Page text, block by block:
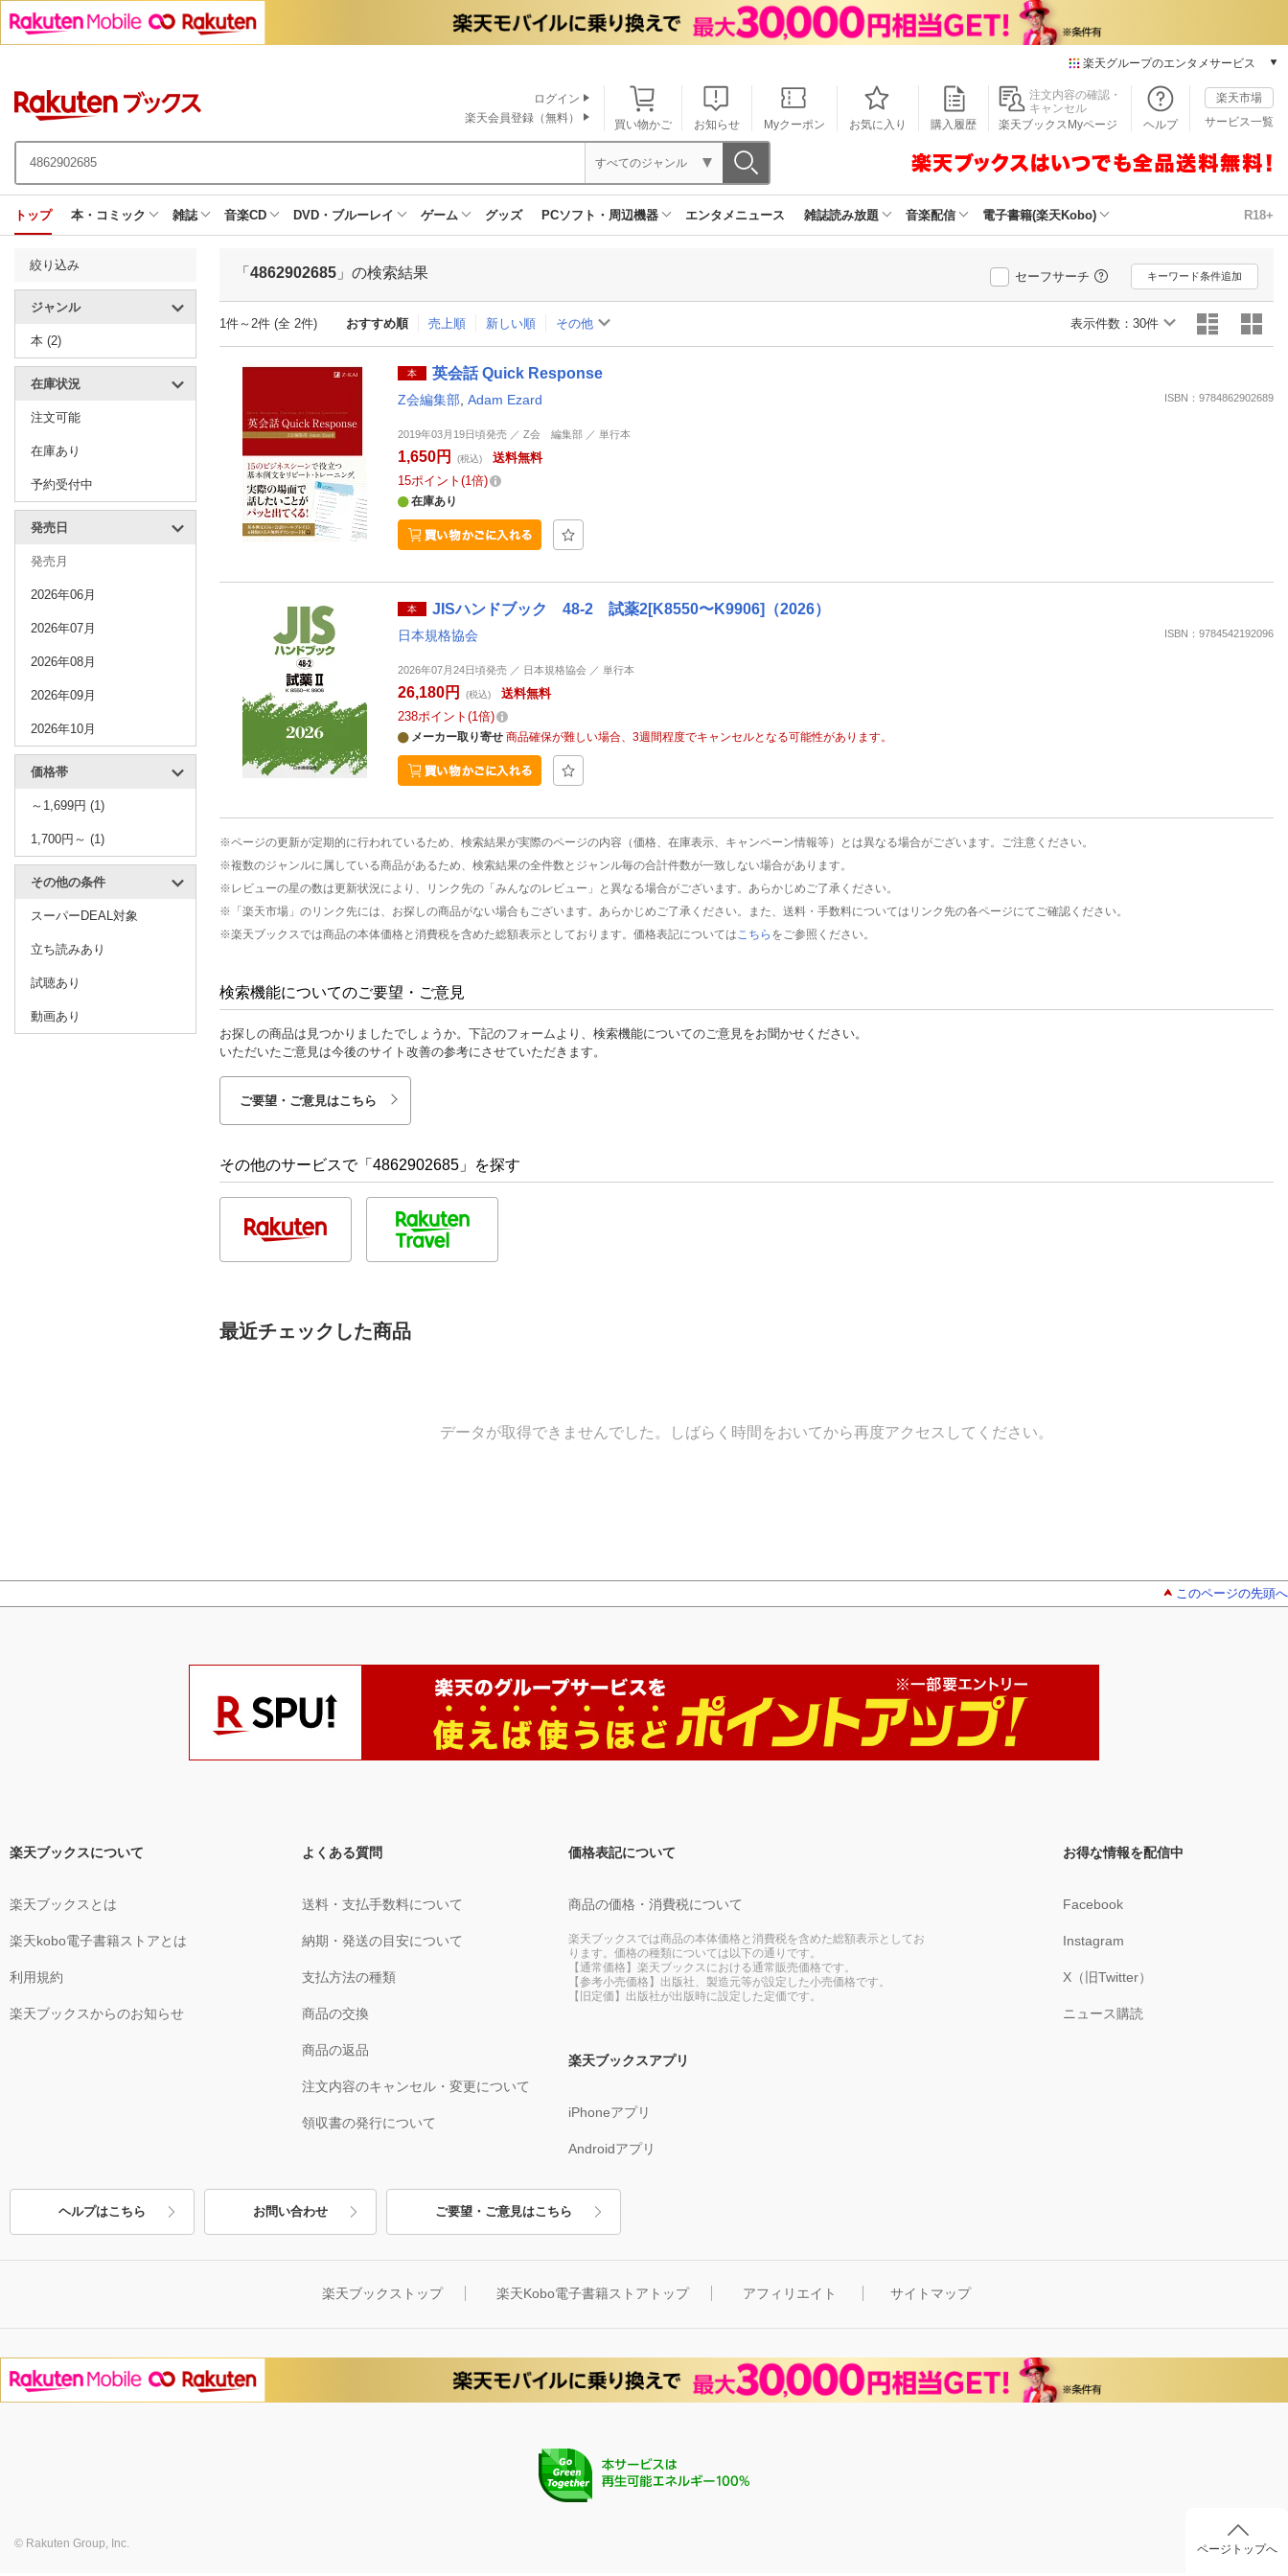
楽天グループのエンタメサービス
本/ゲーム/CD/DVD
楽天ブックス
楽天Kobo
動画配信
楽天TV
動画配信ガイド
買い物かご お知らせ Myクーポン お気に入り 購入履歴
注文内容の確認・
キャンセル
楽天ブックスMyページ
ヘルプ
楽天市場
サービス一覧
ログイン
楽天会員登録（無料）
すべてのジャンル
トップ 本・コミック 雑誌 音楽CD DVD・ブルーレイ ゲーム グッズ PCソフト・周辺機器 エンタメニュース 雑誌読み放題 音楽配信 電子書籍(楽天Kobo) R18+
絞り込み
ジャンル
本 (2)
在庫状況
注文可能
在庫あり
予約受付中
発売日
発売月
2026年06月
2026年07月
2026年08月
2026年09月
2026年10月
価格帯
～1,699円 (1)
1,700円～ (1)
その他の条件
スーパーDEAL対象
立ち読みあり
試聴あり
動画あり
「 4862902685 」の検索結果 セーフサーチ キーワード条件追加
1件～2件 (全 2件) おすすめ順 売上順 新しい順 その他 表示件数： 30件
本 英会話 Quick Response
Z会編集部 Adam Ezard ISBN：9784862902689
2019年03月19日頃発売 ／ Z会 編集部 ／ 単行本
1,650円 (税込)
送料無料
15ポイント 1倍
在庫あり
本 JISハンドブック 48-2 試薬2[K8550〜K9906]（2026）
日本規格協会 ISBN：9784542192096
2026年07月24日頃発売 ／ 日本規格協会 ／ 単行本
26,180円 (税込)
送料無料
238ポイント 1倍
メーカー取り寄せ 商品確保が難しい場合、3週間程度でキャンセルとなる可能性があります。
※ページの更新が定期的に行われているため、検索結果が実際のページの内容（価格、在庫表示、キャンペーン情報等）とは異なる場合がございます。ご注意ください。
※複数のジャンルに属している商品があるため、検索結果の全件数とジャンル毎の合計件数が一致しない場合があります。
※レビューの星の数は更新状況により、リンク先の「みんなのレビュー」と異なる場合がございます。あらかじめご了承ください。
※「楽天市場」のリンク先には、お探しの商品がない場合もございます。あらかじめご了承ください。また、送料・手数料についてはリンク先の各ページにてご確認ください。
※楽天ブックスでは商品の本体価格と消費税を含めた総額表示としております。価格表記については こちら をご参照ください。
検索機能についてのご要望・ご意見
お探しの商品は見つかりましたでしょうか。下記のフォームより、検索機能についてのご意見をお聞かせください。
いただいたご意見は今後のサイト改善の参考にさせていただきます。
ご要望・ご意見はこちら
その他のサービスで「4862902685」を探す
最近チェックした商品
データが取得できませんでした。しばらく時間をおいてから再度アクセスしてください。
このページの先頭へ
楽天ブックスについて
楽天ブックスとは
楽天kobo電子書籍ストアとは
利用規約
楽天ブックスからのお知らせ
よくある質問
送料・支払手数料について
納期・発送の目安について
支払方法の種類
商品の交換
商品の返品
注文内容のキャンセル・変更について
領収書の発行について
価格表記について
商品の価格・消費税について
楽天ブックスでは商品の本体価格と消費税を含めた総額表示としてお
ります。価格の種類については以下の通りです。
【通常価格】楽天ブックスにおける通常販売価格です。
【参考小売価格】出版社、製造元等が設定した小売価格です。
【旧定価】出版社が出版時に設定した定価です。
楽天ブックスアプリ
iPhoneアプリ
Androidアプリ
お得な情報を配信中
Facebook
Instagram
X（旧Twitter）
ニュース購読
ヘルプはこちら お問い合わせ ご要望・ご意見はこちら
楽天ブックストップ 楽天Kobo電子書籍ストアトップ アフィリエイト サイトマップ
© Rakuten Group, Inc. ページトップへ